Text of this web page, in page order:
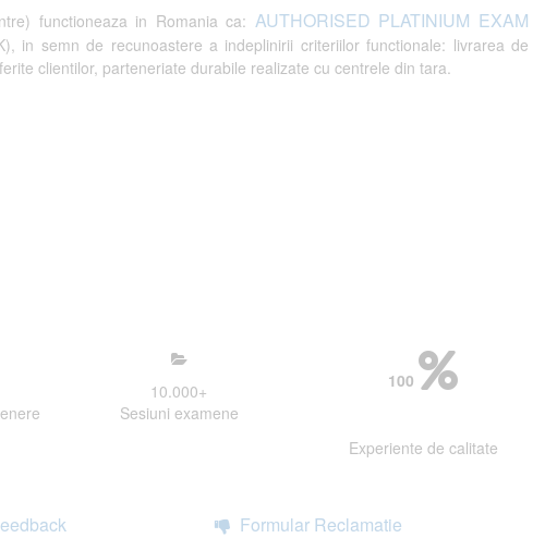
functioneaza in Romania ca: AUTHORISED PLATINIUM EXAM
in semn de recunoastere a indeplinirii criteriilor functionale: livrarea de
clientilor, parteneriate durabile realizate cu centrele din tara.
10.000+
Sesiuni examene
100
Experiente de calitate
Formular Reclamatie